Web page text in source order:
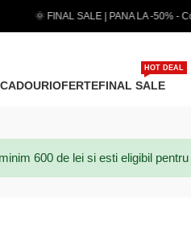
- Coduri noi adaugate
OFERTEFINAL SALE
HOT DEAL
600 de lei si esti eligibil